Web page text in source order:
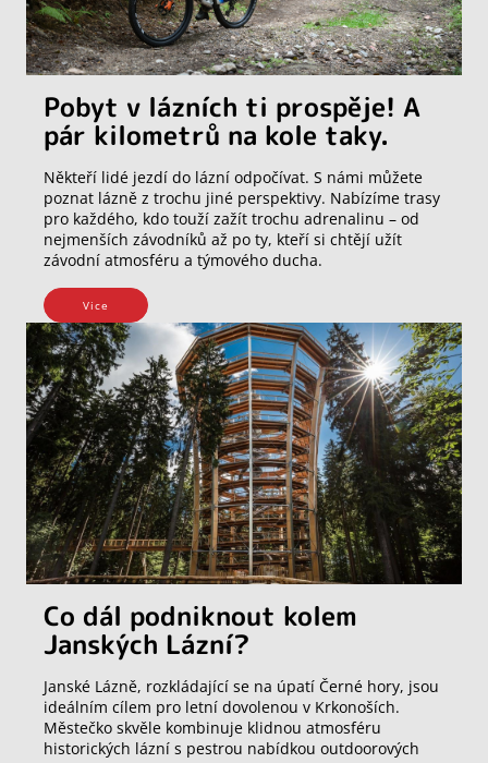
Pobyt v lázních ti prospěje! A
pár kilometrů na kole taky.
Někteří lidé jezdí do lázní odpočívat. S námi můžete
poznat lázně z trochu jiné perspektivy. Nabízíme trasy
pro každého, kdo touží zažít trochu adrenalinu – od
nejmenších závodníků až po ty, kteří si chtějí užít
závodní atmosféru a týmového ducha.
Vice
Co dál podniknout kolem
Janských Lázní?
Janské Lázně, rozkládající se na úpatí Černé hory, jsou
ideálním cílem pro letní dovolenou v Krkonoších.
Městečko skvěle kombinuje klidnou atmosféru
historických lázní s pestrou nabídkou outdoorových